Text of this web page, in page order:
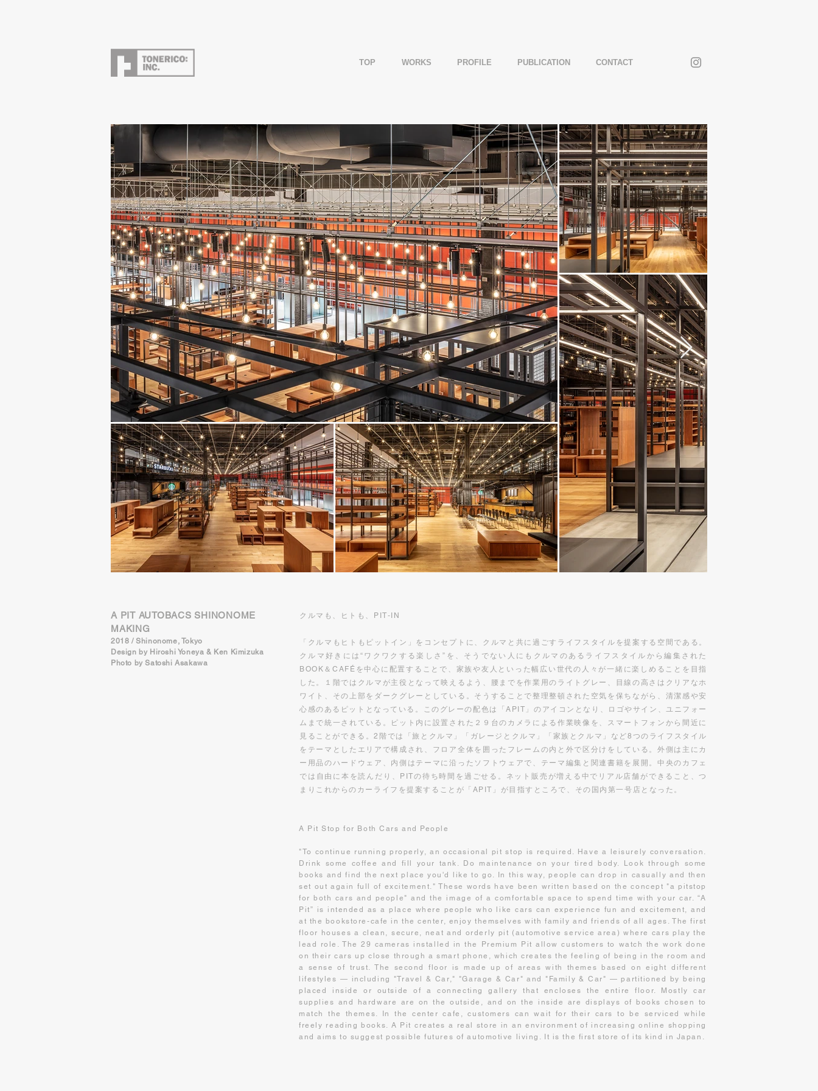
TOP WORKS PROFILE PUBLICATION CONTACT
A PIT AUTOBACS SHINONOME
MAKING
2018 / Shinonome, Tokyo
Design by Hiroshi Yoneya & Ken Kimizuka
Photo by Satoshi Asakawa
クルマも、ヒトも、PIT‐IN
「クルマもヒトもピットイン」をコンセプトに、クルマと共に過ごすライフスタイルを提案する空間である。
クルマ好きには“ワクワクする楽しさ”を、そうでない人にもクルマのあるライフスタイルから編集された
BOOK＆CAFÉを中心に配置することで、家族や友人といった幅広い世代の人々が一緒に楽しめることを目指
した。１階ではクルマが主役となって映えるよう、腰までを作業用のライトグレー、目線の高さはクリアなホ
ワイト、その上部をダークグレーとしている。そうすることで整理整頓された空気を保ちながら、清潔感や安
心感のあるピットとなっている。このグレーの配色は「APIT」のアイコンとなり、ロゴやサイン、ユニフォー
ムまで統一されている。ピット内に設置された２９台のカメラによる作業映像を、スマートフォンから間近に
見ることができる。2階では「旅とクルマ」「ガレージとクルマ」「家族とクルマ」など8つのライフスタイル
をテーマとしたエリアで構成され、フロア全体を囲ったフレームの内と外で区分けをしている。外側は主にカ
ー用品のハードウェア、内側はテーマに沿ったソフトウェアで、テーマ編集と関連書籍を展開。中央のカフェ
では自由に本を読んだり、PITの待ち時間を過ごせる。ネット販売が増える中でリアル店舗ができること、つ
まりこれからのカーライフを提案することが「APIT」が目指すところで、その国内第一号店となった。
A Pit Stop for Both Cars and People
"To continue running properly, an occasional pit stop is required. Have a leisurely conversation.
Drink some coffee and fill your tank. Do maintenance on your tired body. Look through some
books and find the next place you'd like to go. In this way, people can drop in casually and then
set out again full of excitement." These words have been written based on the concept "a pitstop
for both cars and people" and the image of a comfortable space to spend time with your car. “A
Pit” is intended as a place where people who like cars can experience fun and excitement, and
at the bookstore-cafe in the center, enjoy themselves with family and friends of all ages. The first
floor houses a clean, secure, neat and orderly pit (automotive service area) where cars play the
lead role. The 29 cameras installed in the Premium Pit allow customers to watch the work done
on their cars up close through a smart phone, which creates the feeling of being in the room and
a sense of trust. The second floor is made up of areas with themes based on eight different
lifestyles — including "Travel & Car," "Garage & Car" and "Family & Car" — partitioned by being
placed inside or outside of a connecting gallery that encloses the entire floor. Mostly car
supplies and hardware are on the outside, and on the inside are displays of books chosen to
match the themes. In the center cafe, customers can wait for their cars to be serviced while
freely reading books. A Pit creates a real store in an environment of increasing online shopping
and aims to suggest possible futures of automotive living. It is the first store of its kind in Japan.